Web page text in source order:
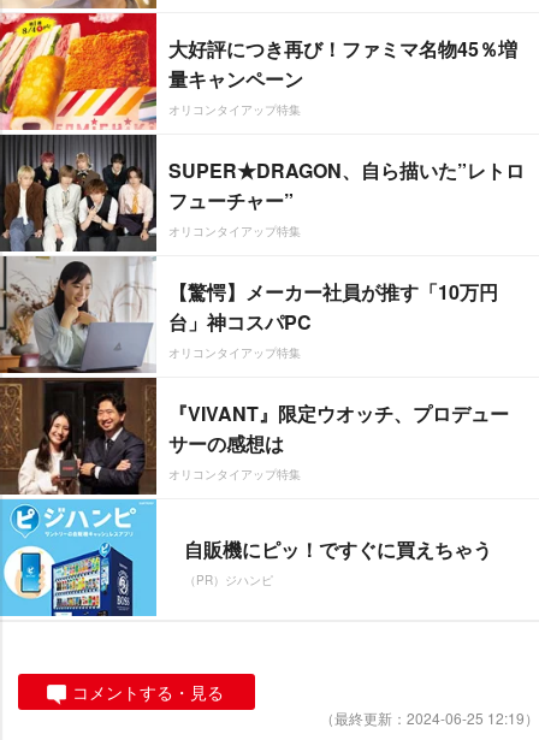
大好評につき再び！ファミマ名物45％増
量キャンペーン
オリコンタイアップ特集
SUPER★DRAGON、自ら描いた”レトロ
フューチャー”
オリコンタイアップ特集
【驚愕】メーカー社員が推す「10万円
台」神コスパPC
オリコンタイアップ特集
『VIVANT』限定ウオッチ、プロデュー
サーの感想は
オリコンタイアップ特集
自販機にピッ！ですぐに買えちゃう
（PR）ジハンピ
コメントする・見る
（最終更新：2024-06-25 12:19）